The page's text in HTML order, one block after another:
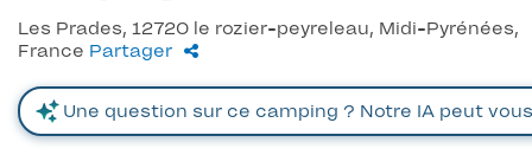
Les Prades, 12720 le rozier-peyreleau, Midi-Pyrénées,
France Partager